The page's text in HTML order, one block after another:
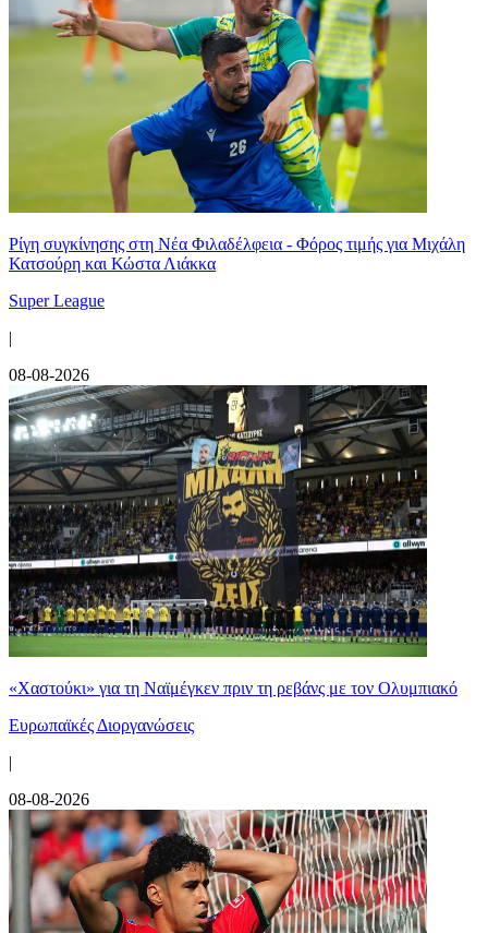
Ρίγη συγκίνησης στη Νέα Φιλαδέλφεια - Φόρος τιμής για Μιχάλη
Κατσούρη και Κώστα Λιάκκα
Super League
|
08-08-2026
«Χαστούκι» για τη Ναϊμέγκεν πριν τη ρεβάνς με τον Ολυμπιακό
Ευρωπαϊκές Διοργανώσεις
|
08-08-2026